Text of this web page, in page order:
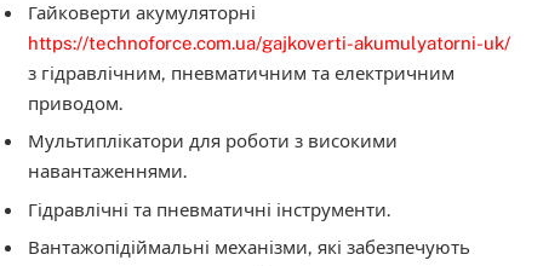
Гайковерти акумуляторні
https://technoforce.com.ua/gajkoverti-akumulyatorni-uk/
з гідравлічним, пневматичним та електричним
приводом.
Мультиплікатори для роботи з високими
навантаженнями.
Гідравлічні та пневматичні інструменти.
Вантажопідіймальні механізми, які забезпечують